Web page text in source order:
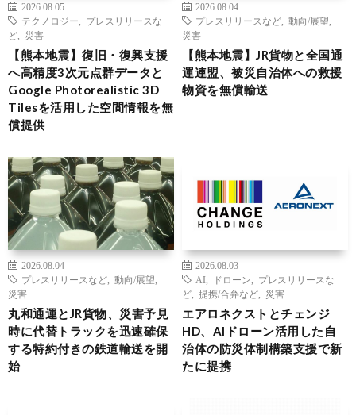
2026.08.05
テクノロジー
プレスリリースな
ど
災害
【熊本地震】復旧・復興支援
へ高精度3次元点群データと
Google Photorealistic 3D
Tilesを活用した空間情報を無
償提供
2026.08.04
プレスリリースなど
動向/展望
災害
【熊本地震】JR貨物と全国通
運連盟、被災自治体への救援
物資を無償輸送
2026.08.04
プレスリリースなど
動向/展望
災害
丸和通運とJR貨物、災害予見
時に代替トラックを迅速確保
する特約付きの鉄道輸送を開
始
2026.08.03
AI
ドローン
プレスリリースな
ど
提携/合弁など 災害
エアロネクストとチェンジ
HD、AIドローン活用した自
治体の防災体制構築支援で新
たに提携